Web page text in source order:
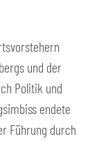
und der
Politik und
endete
Führung durch